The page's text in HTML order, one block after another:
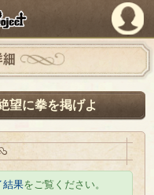
PandoraPartyProject
望に拳を掲げよ
結果をご覧ください。